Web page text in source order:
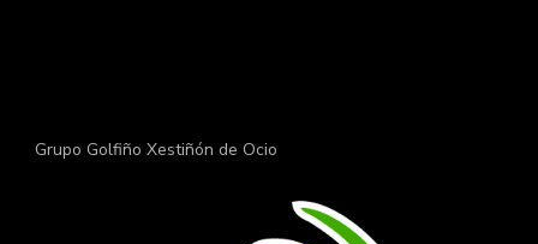
Grupo Golfiño Xestiñón de Ocio